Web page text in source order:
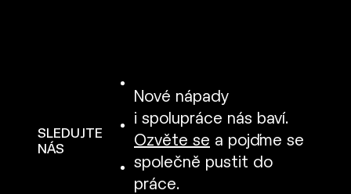
SLEDUJTE
NÁS
Nové nápady
i spolupráce nás baví.
Ozvěte se a pojďme se
společně pustit do
práce.